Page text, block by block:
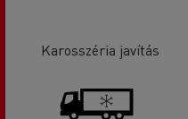
Karosszéria javítás